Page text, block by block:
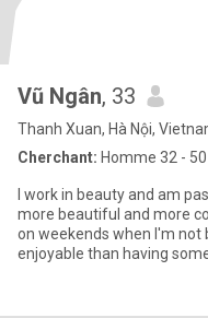
Vũ Ngân, 33
Thanh Xuan, Hà Nội,
Cherchant: Homme 32 - 50
I work in beauty and am
more beautiful and more
on weekends when I'm not
enjoyable than having